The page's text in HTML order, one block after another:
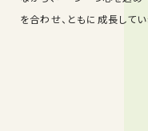
を合わせ、ともに成長してい